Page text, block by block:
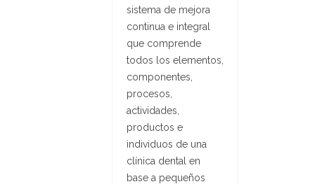
sistema de mejora
continua e integral
que comprende
todos los elementos,
componentes,
procesos,
actividades,
productos e
individuos de una
clínica dental en
base a pequeños